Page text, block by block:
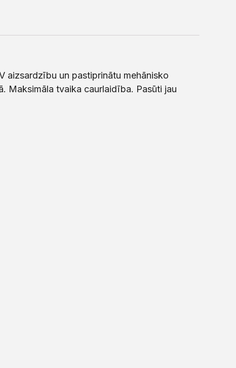
aizsardzību un pastiprinātu mehānisko
Maksimāla tvaika caurlaidība. Pasūti jau